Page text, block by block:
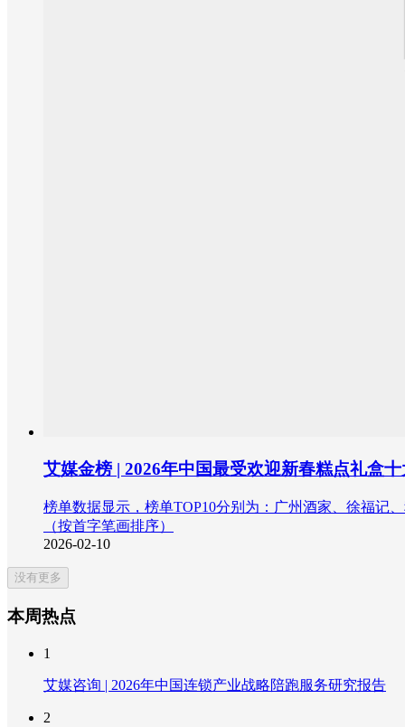
艾媒金榜 | 2026年中国最受欢迎新春糕点礼盒
榜单数据显示，榜单TOP10分别为：广州酒家、徐福记
（按首字笔画排序）
2026-02-10
没有更多
本周热点
1
艾媒咨询 | 2026年中国连锁产业战略陪跑服务研究报告
2